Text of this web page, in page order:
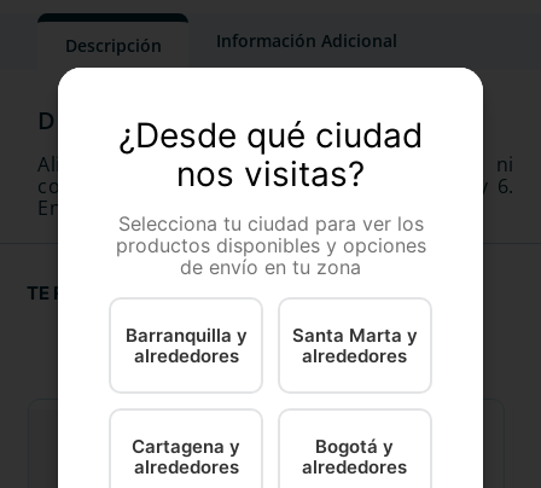
Descripción Información Adicional
Alimento para gatos adultos. Sin colorantes ni
conservantes artificiales. Contiene omegas 3 y 6.
Enriquecido con taurina.
TE RECOMENDAMOS
¿Desde qué ciudad
nos visitas?
Selecciona tu ciudad para ver los
productos disponibles y opciones
de envío en tu zona
Barranquilla y
alrededores
Santa Marta y
alrededores
Cartagena y
alrededores
Bogotá y
alrededores